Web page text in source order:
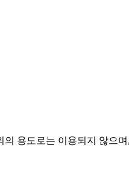
용도로는 이용되지 않으며